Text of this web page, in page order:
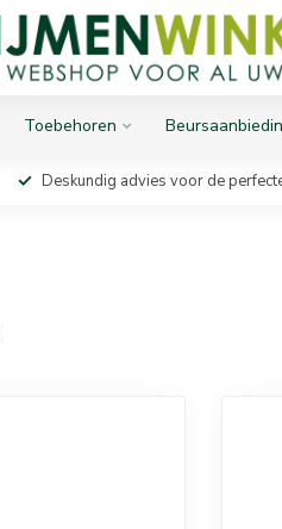
Toebehoren
Deskundig advies voor de